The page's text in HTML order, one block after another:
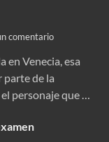
comentario
en Venecia, esa
parte de la
personaje que …